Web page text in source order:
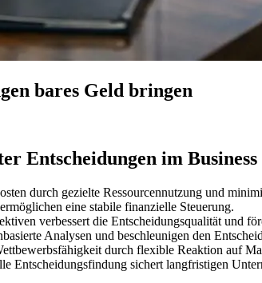
bares Geld bringen
Entscheidungen im Business
durch gezielte Ressourcennutzung und
eine stabile finanzielle Steuerung.
verbessert die Entscheidungsqualität und
Analysen und beschleunigen den
durch flexible Reaktion auf
Entscheidungsfindung sichert langfristigen